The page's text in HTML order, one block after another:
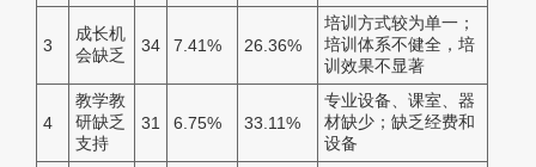
3
成长机
会缺乏
34 7.41% 26.36%
培训方式较为单一；
培训体系不健全，培
训效果不显著
4
教学教
研缺乏
支持
31 6.75% 33.11%
专业设备、课室、器
材缺少；缺乏经费和
设备